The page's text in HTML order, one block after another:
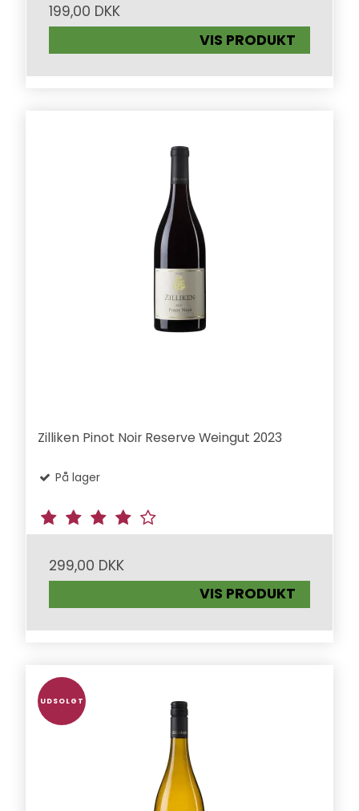
199,00 DKK
VIS PRODUKT
Zilliken Pinot Noir Reserve Weingut 2023
På lager
299,00 DKK
VIS PRODUKT
UDSOLGT